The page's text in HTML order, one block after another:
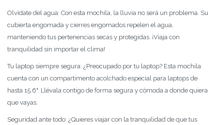
Olvídate del agua: Con esta mochila, la lluvia no será un problema. Su
cubierta engomada y cierres engomados repelen el agua,
manteniendo tus pertenencias secas y protegidas. ¡Viaja con
tranquilidad sin importar el clima!
Tu laptop siempre segura: ¿Preocupado por tu laptop? Esta mochila
cuenta con un compartimento acolchado especial para laptops de
hasta 15.6". Llévala contigo de forma segura y cómoda a donde quiera
que vayas.
Seguridad ante todo: ¿Quieres viajar con la tranquilidad de que tus